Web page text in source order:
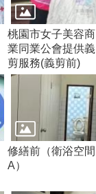
桃園市女子美容商
業同業公會提供義
剪服務(義剪前)
修繕前（衛浴空間
A）